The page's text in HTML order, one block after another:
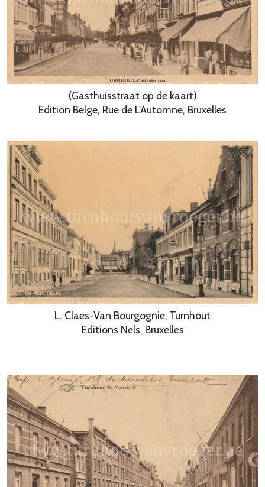
(Gasthuisstraat op de kaart)
Edition Belge, Rue de L'Automne, Bruxelles
L. Claes-Van Bourgognie, Turnhout
Editions Nels, Bruxelles